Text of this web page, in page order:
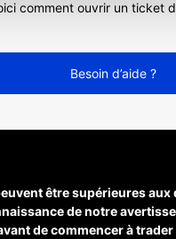
comment ouvrir un ticket
Besoin d’aide ?
être supérieures aux
de notre
de commencer à